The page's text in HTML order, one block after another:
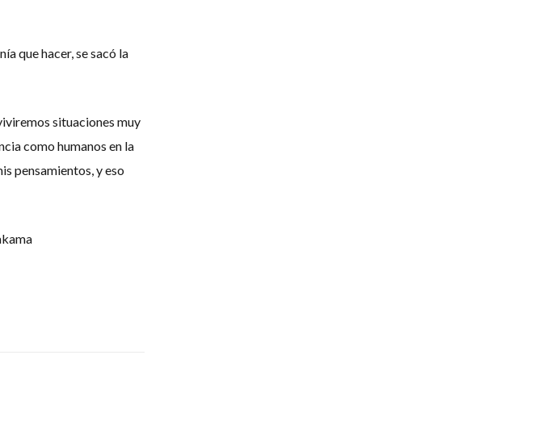
que hacer, se sacó la
situaciones muy
como humanos en la
pensamientos, y eso